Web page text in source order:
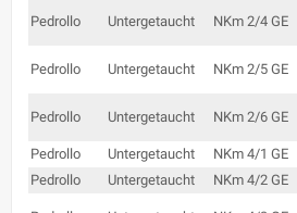
Pedrollo Untergetaucht NKm 2/4 GE
Pedrollo Untergetaucht NKm 2/5 GE
Pedrollo Untergetaucht NKm 2/6 GE
Pedrollo Untergetaucht NKm 4/1 GE
Pedrollo
Untergetaucht NKm 4/2 GE